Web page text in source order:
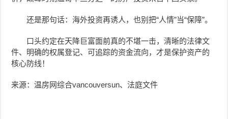
还是那句话：海外投资再诱人，也别把“人情”当“保障”。
口头约定在天降巨富面前真的不堪一击，清晰的法律文
件、明确的权属登记、可追踪的资金流向，才是保护资产的
核心防线！
来源：温房网综合vancouversun、法庭文件